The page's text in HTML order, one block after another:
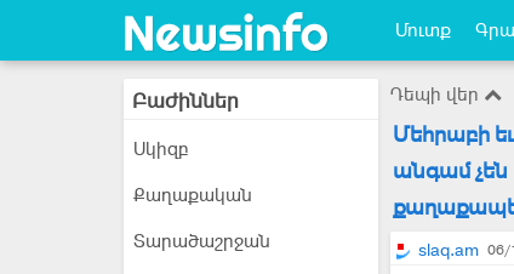
Մուտք
Բաժիններ
Սկիզբ
Քաղաքական
Տարածաշրջան
Դեպի վեր
Մեհրաբի
անգամ
slaq.am 06/